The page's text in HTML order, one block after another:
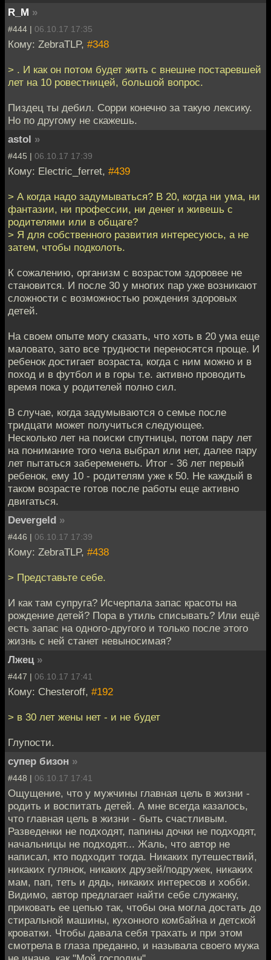
R_M »
#444 | 06.10.17 17:35
Кому: ZebraTLP, #348
> . И как он потом будет жить с внешне постаревшей
лет на 10 ровестницей, большой вопрос.
Пиздец ты дебил. Сорри конечно за такую лексику.
Но по другому не скажешь.
astol »
#445 | 06.10.17 17:39
Кому: Electric_ferret, #439
> А когда надо задумываться? В 20, когда ни ума, ни
фантазии, ни профессии, ни денег и живешь с
родителями или в общаге?
> Я для собственного развития интересуюсь, а не
затем, чтобы подколоть.
К сожалению, организм с возрастом здоровее не
становится. И после 30 у многих пар уже возникают
сложности с возможностью рождения здоровых
детей.
На своем опыте могу сказать, что хоть в 20 ума еще
маловато, зато все трудности переносятся проще. И
ребенок достигает возраста, когда с ним можно и в
поход и в футбол и в горы т.е. активно проводить
время пока у родителей полно сил.
В случае, когда задумываются о семье после
тридцати может получиться следующее.
Несколько лет на поиски спутницы, потом пару лет
на понимание того чела выбрал или нет, далее пару
лет пытаться забеременеть. Итог - 36 лет первый
ребенок, ему 10 - родителям уже к 50. Не каждый в
таком возрасте готов после работы еще активно
двигаться.
Devergeld »
#446 | 06.10.17 17:39
Кому: ZebraTLP, #438
> Представьте себе.
И как там супруга? Исчерпала запас красоты на
рождение детей? Пора в утиль списывать? Или ещё
есть запас на одного-другого и только после этого
жизнь с ней станет невыносимая?
Лжец »
#447 | 06.10.17 17:41
Кому: Chesteroff, #192
> в 30 лет жены нет - и не будет
Глупости.
супер бизон »
#448 | 06.10.17 17:41
Ощущение, что у мужчины главная цель в жизни -
родить и воспитать детей. А мне всегда казалось,
что главная цель в жизни - быть счастливым.
Разведенки не подходят, папины дочки не подходят,
начальницы не подходят... Жаль, что автор не
написал, кто подходит тогда. Никаких путешествий,
никаких гулянок, никаких друзей/подружек, никаких
мам, пап, теть и дядь, никаких интересов и хобби.
Видимо, автор предлагает найти себе служанку,
приковать ее цепью так, чтобы она могла достать до
стиральной машины, кухонного комбайна и детской
кроватки. Чтобы давала себя трахать и при этом
смотрела в глаза преданно, и называла своего мужа